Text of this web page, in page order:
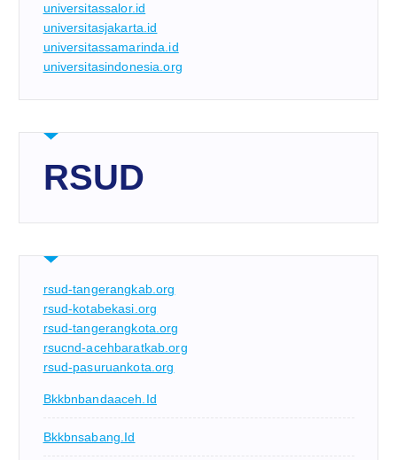
universitassalor.id
universitasjakarta.id
universitassamarinda.id
universitasindonesia.org
RSUD
rsud-tangerangkab.org
rsud-kotabekasi.org
rsud-tangerangkota.org
rsucnd-acehbaratkab.org
rsud-pasuruankota.org
Bkkbnbandaaceh.id
Bkkbnsabang.id